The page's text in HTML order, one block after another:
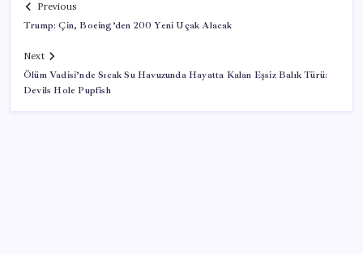
Previous
Trump: Çin, Boeing’den 200 Yeni Uçak Alacak
Next
Ölüm Vadisi’nde Sıcak Su Havuzunda Hayatta Kalan Eşsiz Balık Türü:
Devils Hole Pupfish